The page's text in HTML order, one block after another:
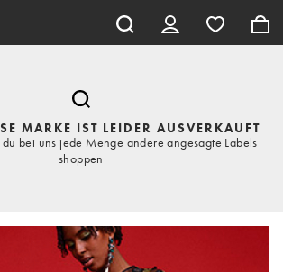
MARKE IST LEIDER AUSVERKAUFT
bei uns jede Menge andere angesagte Labels
shoppen